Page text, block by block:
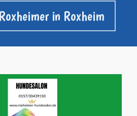
in Roxheim